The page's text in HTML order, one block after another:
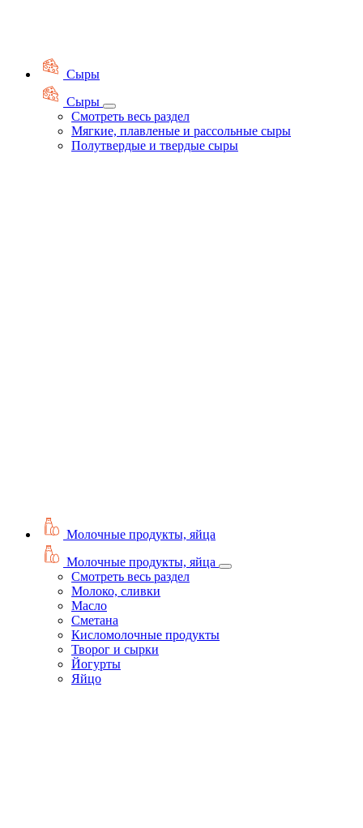
Сыры
Сыры
Смотреть весь раздел
Мягкие, плавленые и рассольные сыры
Полутвердые и твердые сыры
Молочные продукты, яйца
Молочные продукты, яйца
Смотреть весь раздел
Молоко, сливки
Масло
Сметана
Кисломолочные продукты
Творог и сырки
Йогурты
Яйцо